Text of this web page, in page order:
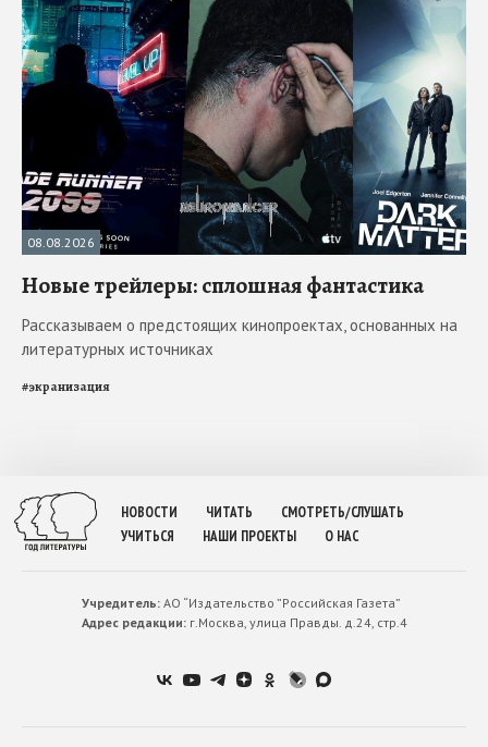
08.08.2026
Новые трейлеры: сплошная фантастика
Рассказываем о предстоящих кинопроектах, основанных на
литературных источниках
#экранизация
НОВОСТИ ЧИТАТЬ
СМОТРЕТЬ/СЛУШАТЬ
УЧИТЬСЯ
НАШИ ПРОЕКТЫ О НАС
Учредитель:АО “Издательство ”Российская Газета”
Адрес редакции:г.Москва, улица Правды. д.24, стр.4